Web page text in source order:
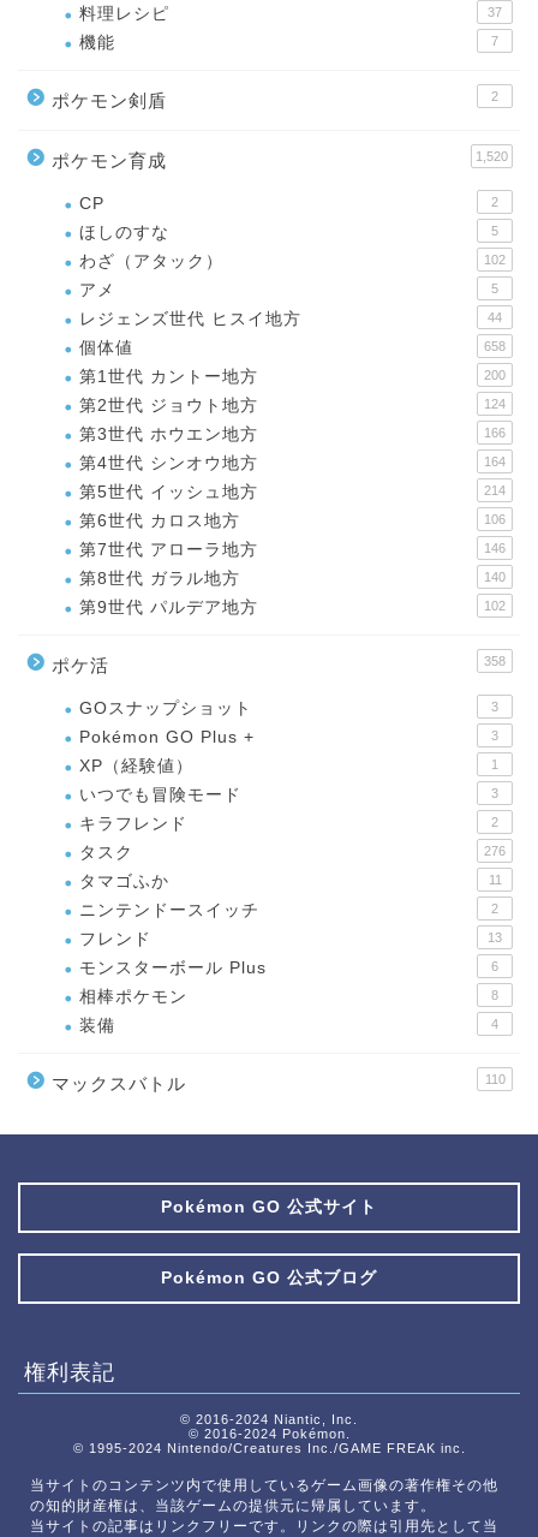
料理レシピ 37
機能 7
ポケモン剣盾 2
ポケモン育成 1,520
CP 2
ほしのすな 5
わざ（アタック） 102
アメ 5
レジェンズ世代 ヒスイ地方 44
個体値 658
第1世代 カントー地方 200
第2世代 ジョウト地方 124
第3世代 ホウエン地方 166
第4世代 シンオウ地方 164
第5世代 イッシュ地方 214
第6世代 カロス地方 106
第7世代 アローラ地方 146
第8世代 ガラル地方 140
第9世代 パルデア地方 102
ポケ活 358
GOスナップショット 3
Pokémon GO Plus + 3
XP（経験値） 1
いつでも冒険モード 3
キラフレンド 2
タスク 276
タマゴふか 11
ニンテンドースイッチ 2
フレンド 13
モンスターボール Plus 6
相棒ポケモン 8
装備 4
マックスバトル 110
Pokémon GO 公式サイト
Pokémon GO 公式ブログ
権利表記
© 2016-2024 Niantic, Inc.
© 2016-2024 Pokémon.
© 1995-2024 Nintendo/Creatures Inc./GAME FREAK inc.
当サイトのコンテンツ内で使用しているゲーム画像の著作権その他
の知的財産権は、当該ゲームの提供元に帰属しています。
当サイトの記事はリンクフリーです。リンクの際は引用先として当